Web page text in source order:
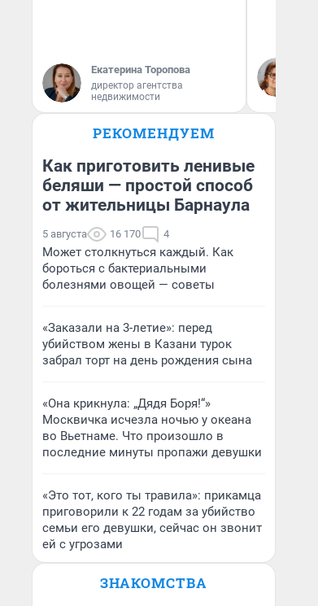
Екатерина Торопова
директор агентства
недвижимости
РЕКОМЕНДУЕМ
Как приготовить ленивые
беляши — простой способ
от жительницы Барнаула
5 августа 16 170 4
Может столкнуться каждый. Как
бороться с бактериальными
болезнями овощей — советы
«Заказали на 3-летие»: перед
убийством жены в Казани турок
забрал торт на день рождения сына
«Она крикнула: „Дядя Боря!“»
Москвичка исчезла ночью у океана
во Вьетнаме. Что произошло в
последние минуты пропажи девушки
«Это тот, кого ты травила»: прикамца
приговорили к 22 годам за убийство
семьи его девушки, сейчас он звонит
ей с угрозами
ЗНАКОМСТВА